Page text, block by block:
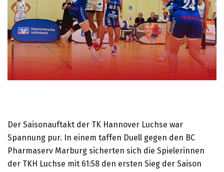
Der Saisonauftakt der TK Hannover Luchse war
Spannung pur. In einem taffen Duell gegen den BC
Pharmaserv Marburg sicherten sich die Spielerinnen
der TKH Luchse mit 61:58 den ersten Sieg der Saison